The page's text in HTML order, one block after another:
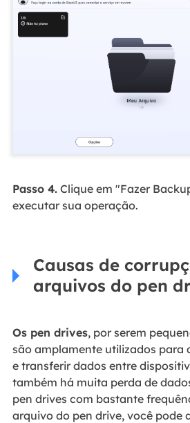
Passo 4.Clique em "Fazer
executar sua operação.
Causas de
arquivos do pen
Os pen drives, por serem
são amplamente utilizados para
e transferir dados entre
também há muita perda de
pen drives com bastante
arquivo do pen drive, você pode